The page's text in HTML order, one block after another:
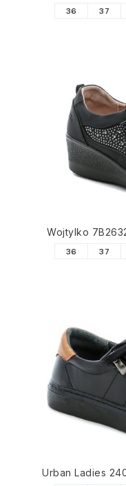
36 37
Wojtylko
36 37
Urban Ladies